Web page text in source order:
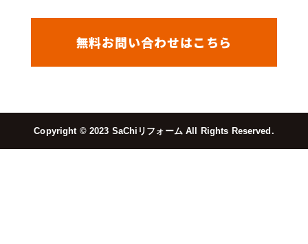
無料お問い合わせはこちら
Copyright ©︎ 2023 SaChiリフォーム All Rights Reserved.